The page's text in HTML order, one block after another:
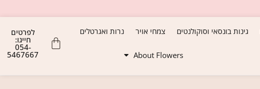
גינות בונסאי וסוקולנטים צמחי אויר נרות ואגרטלים
About Flowers
לפרטים
חייגו:
054-
5467667